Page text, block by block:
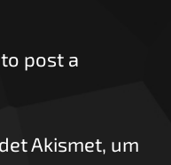
to post a
Akismet, um